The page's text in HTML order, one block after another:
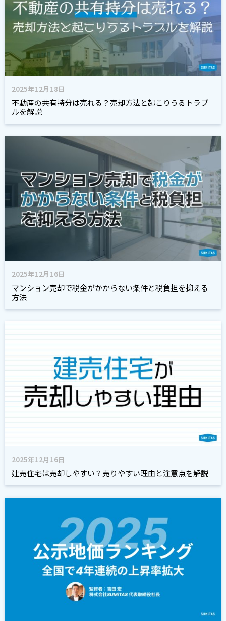
2025年12月18日
不動産の共有持分は売れる？売却方法と起こりうるトラブ
ルを解説
2025年12月16日
マンション売却で税金がかからない条件と税負担を抑える
方法
2025年12月16日
建売住宅は売却しやすい？売りやすい理由と注意点を解説